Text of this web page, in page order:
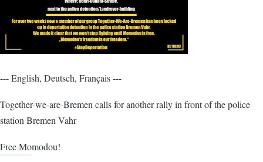
--- English, Deutsch, Français ---
Together-we-are-Bremen calls for another rally in front of the police
station Bremen Vahr
Free Momodou!